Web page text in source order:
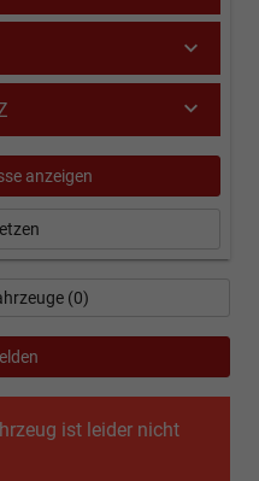
ist leider nicht
anzeigen
(0)